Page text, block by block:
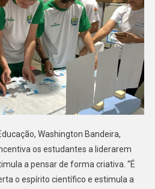
Washington Bandeira,
os estudantes a liderarem
a pensar de forma criativa. “É
o espírito científico e estimula a